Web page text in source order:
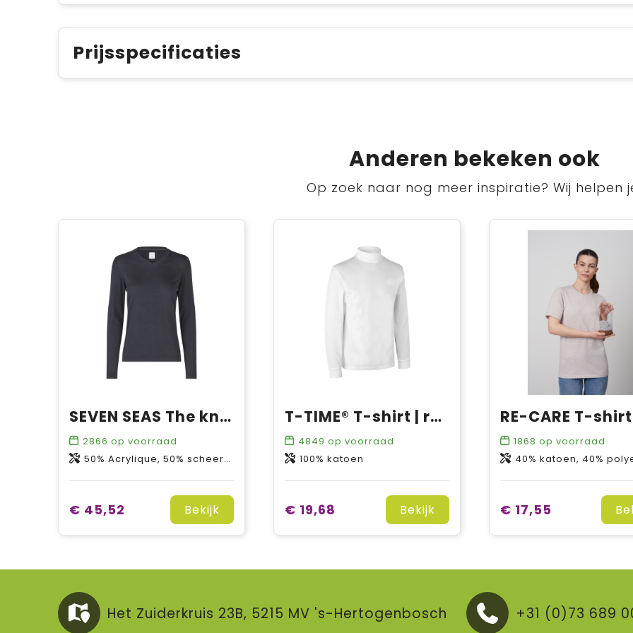
Prijsspecificaties
Anderen bekeken ook
Op zoek naar nog meer inspiratie? Wij helpen
SEVEN SEAS The knit | v-neck | dames
2866 op voorraad
50% Acrylique, 50% scheerwol
€ 45,52 Bekijk
T-TIME® T-shirt | rolkraag
4849 op voorraad
100% katoen
€ 19,68 Bekijk
1868 op voorraad
40% katoen, 40% polyester, 12% katoen, gerecycled, 8%
€ 17,55
Het Zuiderkruis 23B, 5215 MV 's-Hertogenbosch +31 (0)73 689